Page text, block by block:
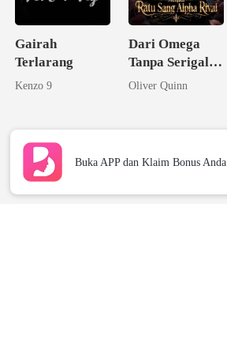
Gairah
Terlarang
Kenzo 9
Dari Omega
Tanpa Serigala
Menjadi Ratu
Oliver Quinn
Buka APP dan Klaim Bonus Anda